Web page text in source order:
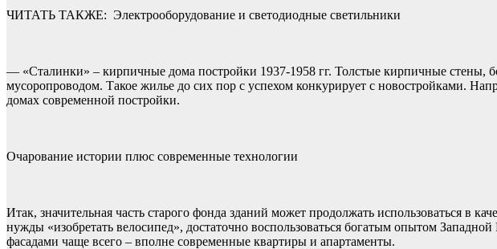
ЧИТАТЬ ТАКЖЕ: Электрооборудование и светодиодные светильники
— «Сталинки» – кирпичные дома постройки 1937-1958 гг. Толстые кирпичные
мусоропроводом. Такое жилье до сих пор с успехом конкурирует с новостройками.
домах современной постройки.
Очарование истории плюс современные технологии
Итак, значительная часть старого фонда зданий может продолжать использоваться в
нужды «изобретать велосипед», достаточно воспользоваться богатым опытом
фасадами чаще всего – вполне современные квартиры и апартаменты.